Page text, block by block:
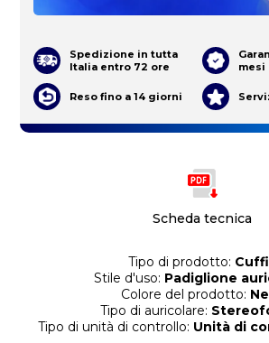
Scheda tecnica
Tipo di prodotto:
Stile d'uso: Padiglione
Colore del prodotto:
Tipo di auricolare:
Tipo di unità di controllo: Unità di
Spedizione in tutta
Italia entro 72 ore
mesi
Reso fino a 14 giorni